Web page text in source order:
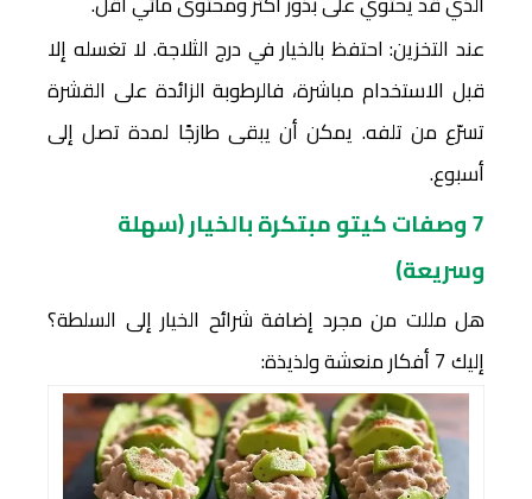
عند التخزين: احتفظ بالخيار في درج الثلاجة. لا تغسله إلا
قبل الاستخدام مباشرة، فالرطوبة الزائدة على القشرة
تسرّع من تلفه. يمكن أن يبقى طازجًا لمدة تصل إلى
أسبوع.
7 وصفات كيتو مبتكرة بالخيار (سهلة
وسريعة)
هل مللت من مجرد إضافة شرائح الخيار إلى السلطة؟
إليك 7 أفكار منعشة ولذيذة: